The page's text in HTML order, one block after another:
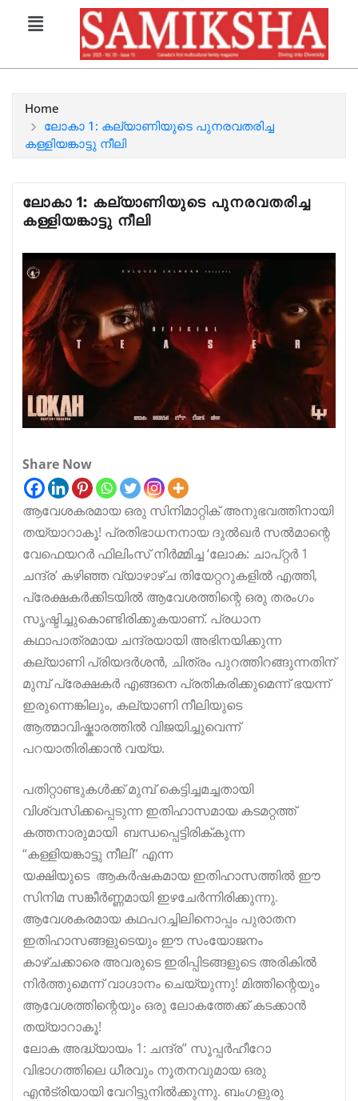
Home
ലോകാ 1: കല്യാണിയുടെ പുനരവതരിച്ച
കള്ളിയങ്കാട്ടു നീലി
ലോകാ 1: കല്യാണിയുടെ പുനരവതരിച്ച
കള്ളിയങ്കാട്ടു നീലി
Share Now
ആവേശകരമായ ഒരു സിനിമാറ്റിക് അനുഭവത്തിനായി
തയ്യാറാകൂ! പ്രതിഭാധനനായ ദുൽഖർ സൽമാന്റെ
വേഫെയറർ ഫിലിംസ് നിർമ്മിച്ച ‘ലോക: ചാപ്റ്റർ 1
ചന്ദ്ര’ കഴിഞ്ഞ വ്യാഴാഴ്ച തിയേറ്ററുകളിൽ എത്തി,
പ്രേക്ഷകർക്കിടയിൽ ആവേശത്തിന്റെ ഒരു തരംഗം
സൃഷ്ടിച്ചുകൊണ്ടിരിക്കുകയാണ്. പ്രധാന
കഥാപാത്രമായ ചന്ദ്രയായി അഭിനയിക്കുന്ന
കല്യാണി പ്രിയദർശൻ, ചിത്രം പുറത്തിറങ്ങുന്നതിന്
മുമ്പ് പ്രേക്ഷകർ എങ്ങനെ പ്രതികരിക്കുമെന്ന് ഭയന്ന്
ഇരുന്നെങ്കിലും, കല്യാണി നീലിയുടെ
ആത്മാവിഷ്കാരത്തിൽ വിജയിച്ചുവെന്ന്
പറയാതിരിക്കാൻ വയ്യ.
പതിറ്റാണ്ടുകൾക്ക് മുമ്പ് കെട്ടിച്ചമച്ചതായി
വിശ്വസിക്കപ്പെടുന്ന ഇതിഹാസമായ കടമറ്റത്ത്
കത്തനാരുമായി ബന്ധപ്പെട്ടിരിക്കുന്ന
“കള്ളിയങ്കാട്ടു നീലി” എന്ന
യക്ഷിയുടെ ആകർഷകമായ ഇതിഹാസത്തിൽ ഈ
സിനിമ സങ്കീർണ്ണമായി ഇഴചേർന്നിരിക്കുന്നു.
ആവേശകരമായ കഥപറച്ചിലിനൊപ്പം പുരാതന
ഇതിഹാസങ്ങളുടെയും ഈ സംയോജനം
കാഴ്ചക്കാരെ അവരുടെ ഇരിപ്പിടങ്ങളുടെ അരികിൽ
നിർത്തുമെന്ന് വാഗ്ദാനം ചെയ്യുന്നു! മിത്തിന്റെയും
ആവേശത്തിന്റെയും ഒരു ലോകത്തേക്ക് കടക്കാൻ
തയ്യാറാകൂ!
ലോക അദ്ധ്യായം 1: ചന്ദ്ര” സൂപ്പർഹീറോ
വിഭാഗത്തിലെ ധീരവും നൂതനവുമായ ഒരു
എൻട്രിയായി വേറിട്ടുനിൽക്കുന്നു. ബംഗളുരു